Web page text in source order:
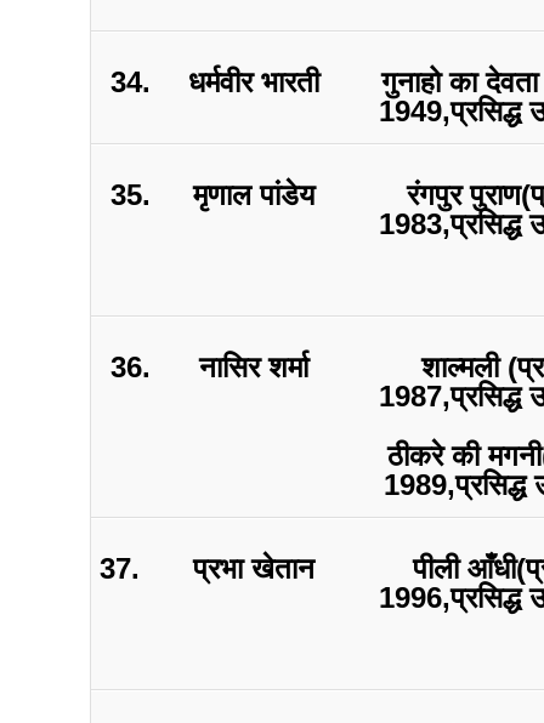
34. धर्मवीर भारती
गुनाहो का
1949,प्रसिद्ध
35. मृणाल पांडेय
रंगपुर
1983,प्रसिद्ध
36. नासिर शर्मा
शाल्मली
1987,प्रसिद्ध
ठीकरे की
1989,प्रसिद्ध
37. प्रभा खेतान
पीली
1996,प्रसिद्ध